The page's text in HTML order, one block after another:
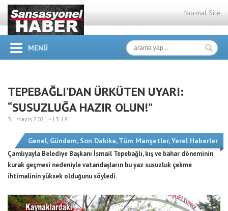
Normal Site
MENÜ
TEPEBAĞLI’DAN ÜRKÜTEN UYARI:
“SUSUZLUĞA HAZIR OLUN!”
31 Mayıs 2021 - 13:18
Genel, Gündem, Son Dakika,Tüm Manşetler,Yerel Haberler
Çamlıyayla Belediye Başkanı İsmail Tepebağlı, kış ve bahar döneminin
kurak geçmesi nedeniyle vatandaşların bu yaz susuzluk çekme
ihtimalinin yüksek olduğunu söyledi.